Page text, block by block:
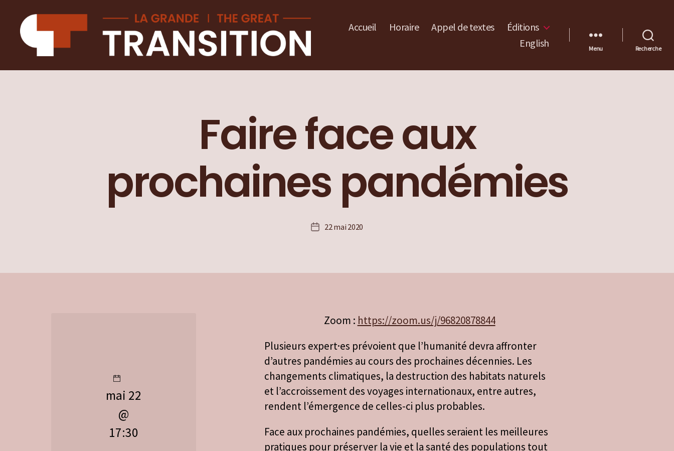
Grande
Accueil Horaire Appel de textes
Éditions
English
Menu Recherche
Faire face aux
prochaines pandémies
Date22 mai 2020
Zoom : https://zoom.us/j/96820878844
Plusieurs expert·es prévoient que l’humanité devra affronter
d’autres pandémies au cours des prochaines décennies. Les
changements climatiques, la destruction des habitats naturels
et l’accroissement des voyages internationaux, entre autres,
rendent l’émergence de celles-ci plus probables.
Face aux prochaines pandémies, quelles seraient les meilleures
pratiques pour préserver la vie et la santé des populations tout
mai 22
@
17:30